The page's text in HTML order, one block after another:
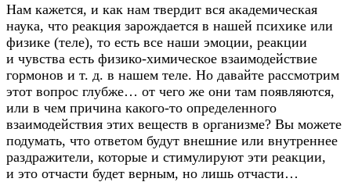
Нам кажется, и как нам твердит вся академическая
наука, что реакция зарождается в нашей психике или
физике (теле), то есть все наши эмоции, реакции
и чувства есть физико-химическое взаимодействие
гормонов и т. д. в нашем теле. Но давайте рассмотрим
этот вопрос глубже… от чего же они там появляются,
или в чем причина какого-то определенного
взаимодействия этих веществ в организме? Вы можете
подумать, что ответом будут внешние или внутреннее
раздражители, которые и стимулируют эти реакции,
и это отчасти будет верным, но лишь отчасти…